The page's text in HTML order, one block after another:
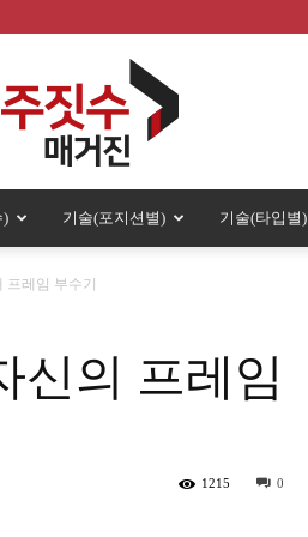
주
) 기술(포지션별) 기술(타입별)
프레임 부수기
신의 프레임
0
1215